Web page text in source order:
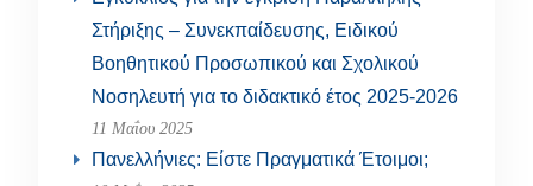
Στήριξης – Συνεκπαίδευσης, Ειδικού
Βοηθητικού Προσωπικού και Σχολικού
Νοσηλευτή για το διδακτικό έτος 2025-2026
11 Μαΐου 2025
Πανελλήνιες: Είστε Πραγματικά Έτοιμοι;